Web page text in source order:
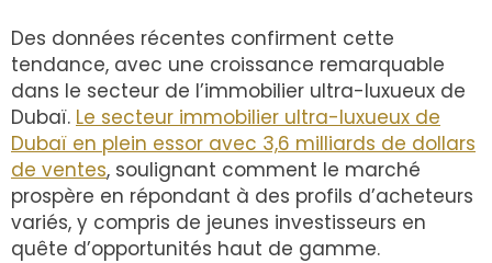
Des données récentes confirment cette
tendance, avec une croissance remarquable
dans le secteur de l’immobilier ultra-luxueux de
Dubaï. Le secteur immobilier ultra-luxueux de
Dubaï en plein essor avec 3,6 milliards de dollars
de ventes, soulignant comment le marché
prospère en répondant à des profils d’acheteurs
variés, y compris de jeunes investisseurs en
quête d’opportunités haut de gamme.